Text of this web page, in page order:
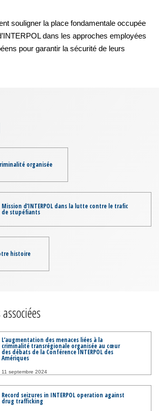
souligner la place fondamentale occupée
dans les approches employées
pour garantir la sécurité de leurs
organisée
Mission d’INTERPOL dans la lutte contre le trafic
de stupéfiants
histoire
L’augmentation des menaces liées à la
criminalité transrégionale organisée au cœur
des débats de la Conférence INTERPOL des
Amériques
11 septembre 2024
Record seizures in INTERPOL operation against
drug trafficking